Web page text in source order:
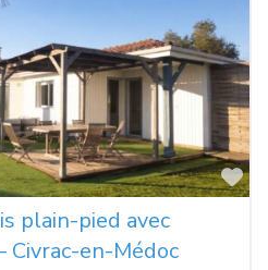
plain-pied avec
en-Médoc